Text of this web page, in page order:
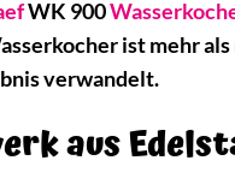
WK 900
ist mehr
verwandelt.
aus